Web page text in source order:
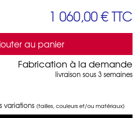
1 060,00 €TTC
au panier
Fabrication à la demande
livraison sous 3 semaines
variations (tailles, couleurs et/ou matériaux)